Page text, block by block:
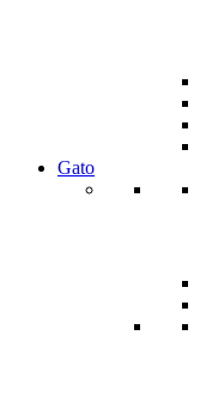
Gato